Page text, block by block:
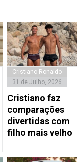
Cristiano Ronaldo
31 de Julho, 2026
Cristiano faz
comparações
divertidas com
filho mais velho